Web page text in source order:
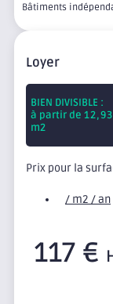
Bâtiments
Loyer
BIEN DIVISIBLE :
à partir de
m2
Prix pour la
/ m2 / an
117 €